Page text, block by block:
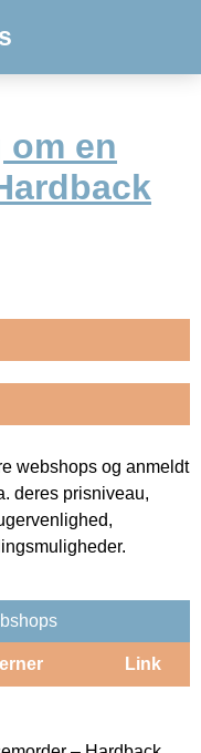
om en
webshops og anmeldt
deres prisniveau,
Link